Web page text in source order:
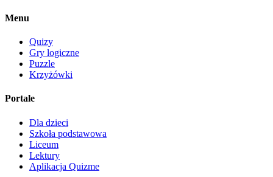
Menu
Quizy
Gry logiczne
Puzzle
Krzyżówki
Portale
Dla dzieci
Szkoła podstawowa
Liceum
Lektury
Aplikacja Quizme